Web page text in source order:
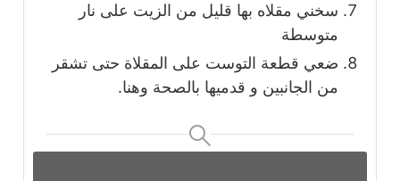
سخني مقلاه بها قليل من الزيت على نار
متوسطة
ضعي قطعة التوست على المقلاة حتى تشقر
من الجانبين و قدميها بالصحة وهنا.